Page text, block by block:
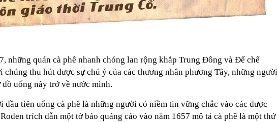
những quán cà phê nhanh chóng lan rộng khắp Trung Đông và Đế chế
chúng thu hút được sự chú ý của các thương nhân phương Tây, những người
đồ uống này trở về nước mình.
đầu tiên uống cà phê là những người có niềm tin vững chắc vào các dược
trích dẫn một tờ báo quảng cáo vào năm 1657 mô tả cà phê là một thứ